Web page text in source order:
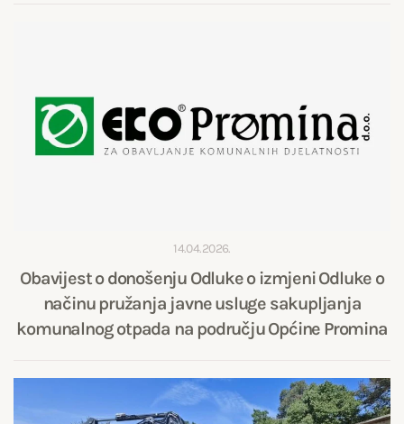
14.04.2026.
Obavijest o donošenju Odluke o izmjeni Odluke o
načinu pružanja javne usluge sakupljanja
komunalnog otpada na području Općine Promina